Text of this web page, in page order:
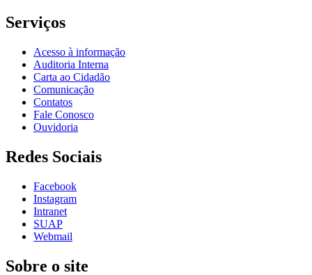
Serviços
Acesso à informação
Auditoria Interna
Carta ao Cidadão
Comunicação
Contatos
Fale Conosco
Ouvidoria
Redes Sociais
Facebook
Instagram
Intranet
SUAP
Webmail
Sobre o site